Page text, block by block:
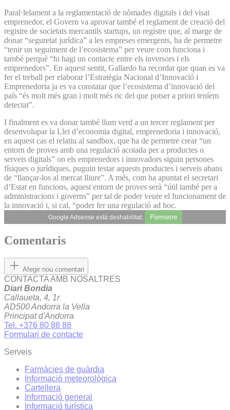
Paral·lelament a la reglamentació de nòmades digitals i del visat
emprenedor, el Govern va aprovar també el reglament de creació del
registre de societats mercantils startups, un registre que, al marge de
donar “seguretat jurídica” a les empreses emergents, ha de permetre
“tenir un seguiment de l’ecosistema” per veure com funciona i
també perquè “hi hagi un contacte entre els inversors i els
emprenedors”. En aquest sentit, Gallardo ha recordat que quan es va
fer el treball per elaborar l’Estratègia Nacional d’Innovació i
Emprenedoria ja es va constatar que l’ecosistema d’innovació del
país “és molt més gran i molt més ric del que potser a priori teníem
detectat”.
I finalment es va donar també llum verd a un tercer reglament per
desenvolupar la Llei d’economia digital, emprenedoria i innovació,
en aquest cas el relatiu al sandbox, que ha de permetre crear “un
entorn de proves amb una regulació acotada per a productes o
serveis digitals” on els emprenedors i innovadors siguin persones
físiques o jurídiques, puguin testar aquests productes i serveis abans
de “llançar-los al mercat lliure”. A més, com ha apuntat el secretari
d’Estat en funcions, aquest entorn de proves serà “útil també per a
administracions i governs” per tal de poder veure el funcionament de
la innovació i, si cal, “poder fer una regulació ad hoc.
Google Adsense està deshabilitat. Permetre
Comentaris
Afegir nou comentari
CONTACTA AMB NOSALTRES
Diari Bondia
Callaueta, 4, 1r
AD500 Andorra la Vella
Principat d'Andorra
Tel. +376 80 88 88
Formulari de contacte
Serveis
Farmàcies de guàrdia
Informació meteorològica
Cartellera
Informació general
Informació turística